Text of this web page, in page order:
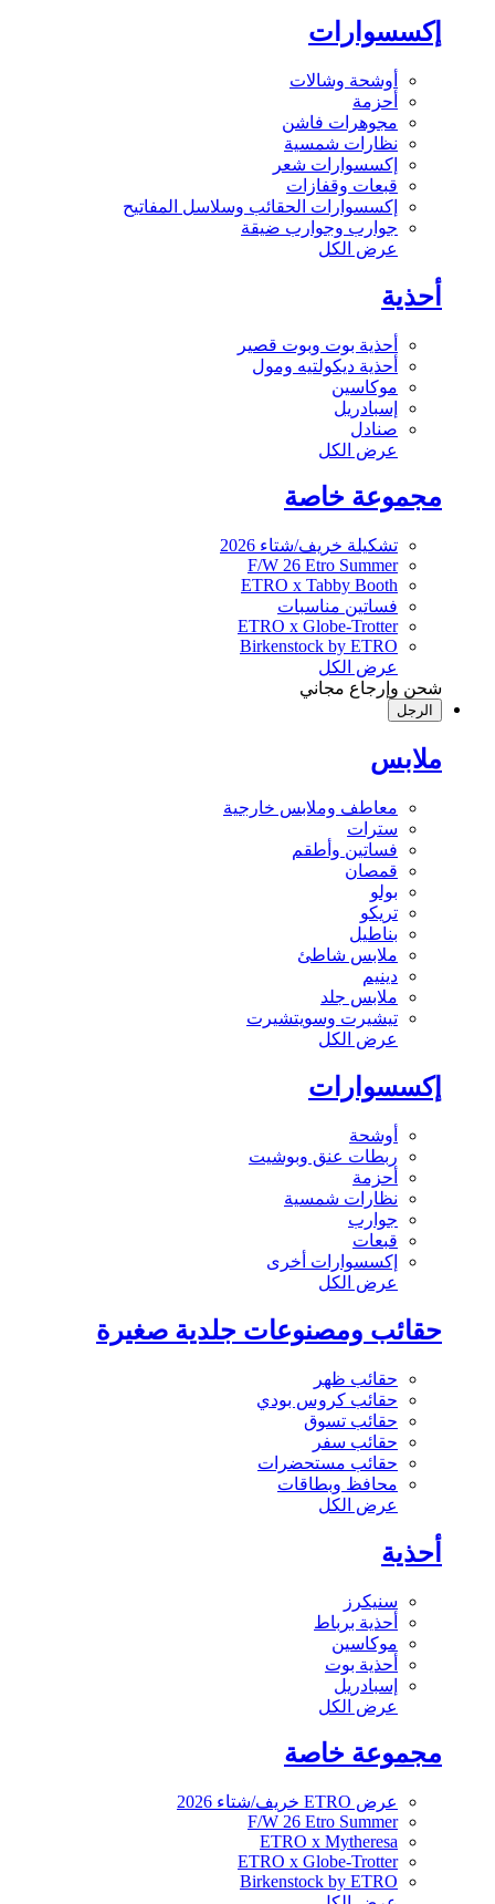
إكسسوارات
أوشحة وشالات
أحزمة
مجوهرات فاشن
نظارات شمسية
إكسسوارات شعر
قبعات وقفازات
إكسسوارات الحقائب وسلاسل المفاتيح
جوارب وجوارب ضيقة
عرض الكل
أحذية
أحذية بوت وبوت قصير
أحذية ديكولتيه ومول
موكاسين
إسبادريل
صنادل
عرض الكل
مجموعة خاصة
تشكيلة خريف/شتاء 2026
F/W 26 Etro Summer
ETRO x Tabby Booth
فساتين مناسبات
ETRO x Globe-Trotter
Birkenstock by ETRO
عرض الكل
شحن وإرجاع مجاني
الرجل
ملابس
معاطف وملابس خارجية
سترات
فساتين وأطقم
قمصان
بولو
تريكو
بناطيل
ملابس شاطئ
دينيم
ملابس جلد
تيشيرت وسويتشيرت
عرض الكل
إكسسوارات
أوشحة
ربطات عنق وبوشيت
أحزمة
نظارات شمسية
جوارب
قبعات
إكسسوارات أخرى
عرض الكل
حقائب ومصنوعات جلدية صغيرة
حقائب ظهر
حقائب كروس بودي
حقائب تسوق
حقائب سفر
حقائب مستحضرات
محافظ وبطاقات
عرض الكل
أحذية
سنيكرز
أحذية برباط
موكاسين
أحذية بوت
إسبادريل
عرض الكل
مجموعة خاصة
عرض ETRO خريف/شتاء 2026
F/W 26 Etro Summer
ETRO x Mytheresa
ETRO x Globe-Trotter
Birkenstock by ETRO